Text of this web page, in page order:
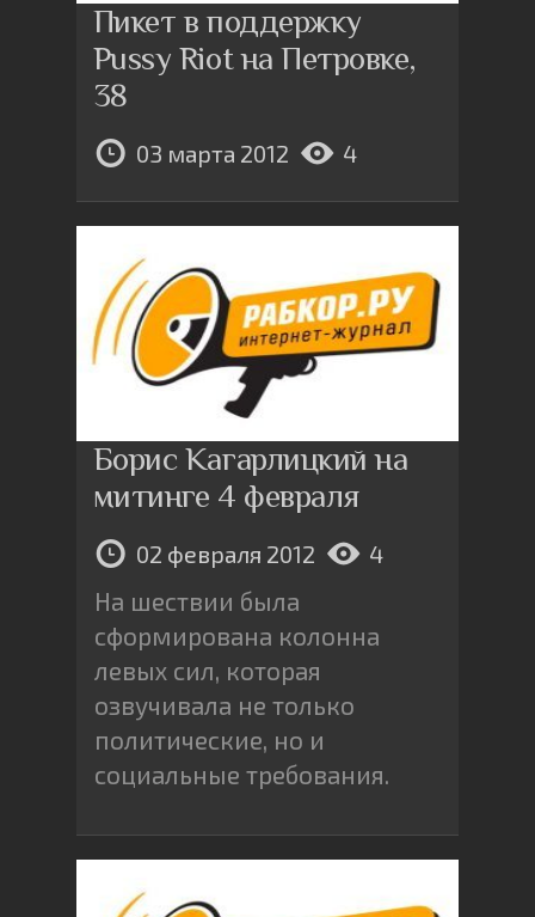
Пикет в поддержку
Pussy Riot на Петровке,
38
03 марта 2012 4
Борис Кагарлицкий на
митинге 4 февраля
02 февраля 2012 4
На шествии была
сформирована колонна
левых сил, которая
озвучивала не только
политические, но и
социальные требования.